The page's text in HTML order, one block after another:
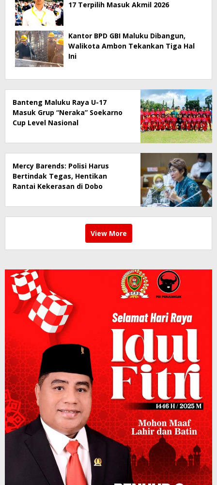
17 Terpilih Masuk Akmil 2026
Kantor BPD GBI Maluku Dibangun,
Walikota Ambon Tekankan Tiga Hal
Ini
Banteng Maluku Raya U-17
Masuk Grup “Neraka” Soekarno
Cup Level Nasional
Mercy Barends: Polisi Harus
Bertindak Tegas, Hentikan
Rantai Kekerasan di Dobo
View More